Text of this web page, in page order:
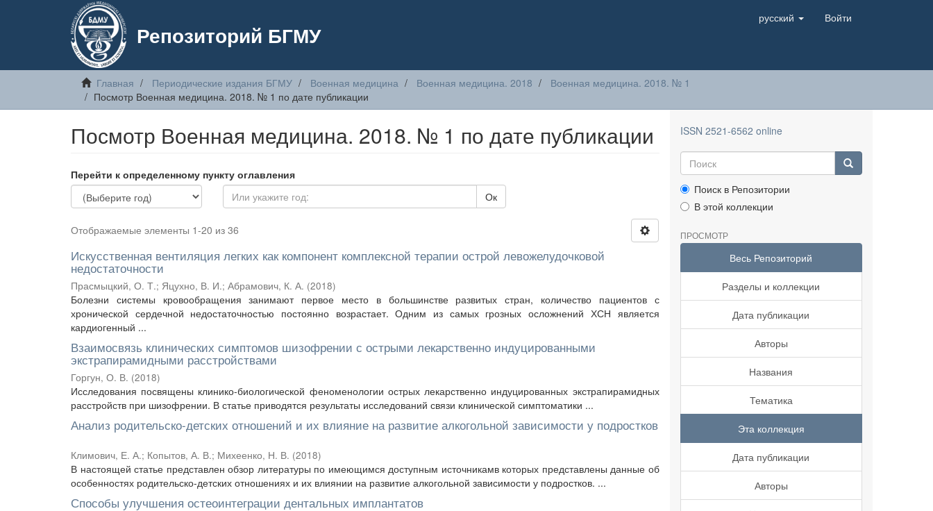
Репозиторий БГМУ
русский Войти
Главная Периодические издания БГМУ Военная медицина Военная медицина. 2018
Военная медицина. 2018. № 1
Посмотр Военная медицина. 2018. № 1 по дате публикации
Посмотр Военная медицина. 2018. № 1 по дате публикации
Перейти к определенному пункту оглавления
Ок
Отображаемые элементы 1-20 из 36
Искусственная вентиляция легких как компонент комплексной терапии острой левожелудочковой
недостаточности
Прасмыцкий, О. Т.; Яцухно, В. И.; Абрамович, К. А. (2018)
Болезни системы кровообращения занимают первое место в большинстве развитых стран, количество пациентов с
хронической сердечной недостаточностью постоянно возрастает. Одним из самых грозных осложнений ХСН является
кардиогенный ...
Взаимосвязь клинических симптомов шизофрении с острыми лекарственно индуцированными
экстрапирамидными расстройствами
Горгун, О. В. (2018)
Исследования посвящены клинико-биологической феноменологии острых лекарственно индуцированных экстрапирамидных
расстройств при шизофрении. В статье приводятся результаты исследований связи клинической симптоматики ...
Анализ родительско-детских отношений и их влияние на развитие алкогольной зависимости у подростков
Климович, Е. А.; Копытов, А. В.; Михеенко, Н. В. (2018)
В настоящей статье представлен обзор литературы по имеющимся доступным источникамв которых представлены данные об
особенностях родительско-детских отношениях и их влиянии на развитие алкогольной зависимости у подростков. ...
Способы улучшения остеоинтеграции дентальных имплантатов
ISSN 2521-6562 online
Поиск в Репозитории
В этой коллекции
ПРОСМОТР
Весь Репозиторий
Разделы и коллекции
Дата публикации
Авторы
Названия
Тематика
Эта коллекция
Дата публикации
Авторы